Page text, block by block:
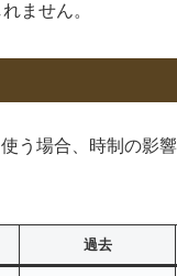
ません。
う場合、時制の影
過去